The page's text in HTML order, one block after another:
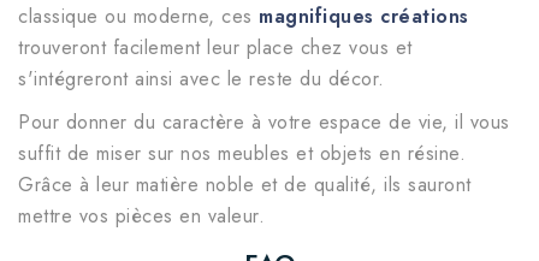
classique ou moderne, ces magnifiques créations
trouveront facilement leur place chez vous et
s'intégreront ainsi avec le reste du décor.
Pour donner du caractère à votre espace de vie, il vous
suffit de miser sur nos meubles et objets en résine.
Grâce à leur matière noble et de qualité, ils sauront
mettre vos pièces en valeur.